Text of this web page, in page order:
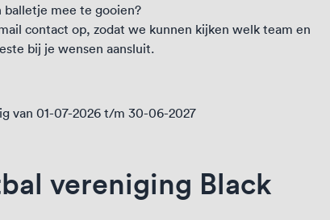
balletje mee te gooien?
contact op, zodat we kunnen kijken welk team en
bij je wensen aansluit.
van 01-07-2026 t/m 30-06-2027
vereniging Black